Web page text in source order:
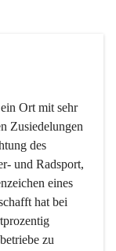
Ort mit sehr
Zusiedelungen
des
und Radsport,
eines
hat bei
zu